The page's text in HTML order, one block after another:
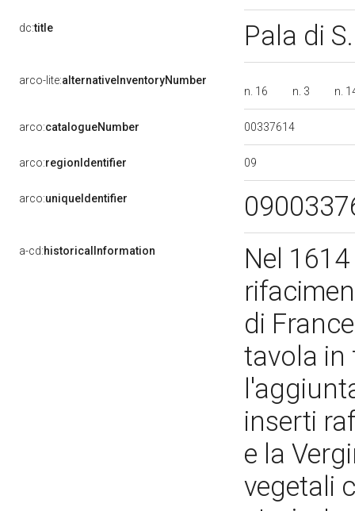
dc:title Pala di
arco-lite:alternativeInventoryNumber
n. 16
n. 3 n.
arco:catalogueNumber 00337614
arco:regionIdentifier 09
arco:uniqueIdentifier
a-cd:historicalInformation
Nel
di
tavola in
inserti
e la
vegetali